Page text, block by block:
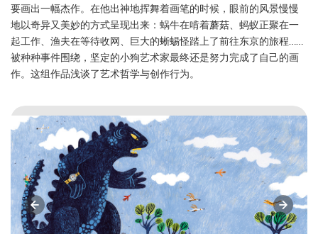
要画出一幅杰作。在他出神地挥舞着画笔的时候，眼前的风景慢慢
地以奇异又美妙的方式呈现出来：蜗牛在啃着蘑菇、蚂蚁正聚在一
起工作、渔夫在等待收网、巨大的蜥蜴怪踏上了前往东京的旅程……
被种种事件围绕，坚定的小狗艺术家最终还是努力完成了自己的画
作。这组作品浅谈了艺术哲学与创作行为。